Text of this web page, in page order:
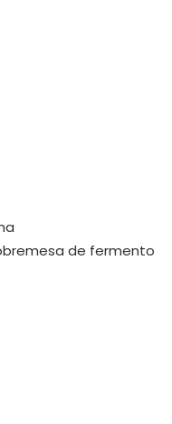
de fermento